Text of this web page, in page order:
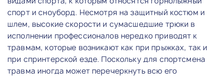
спорт и сноуборд. Несмотря на защитный костюм и
шлем, высокие скорости и сумасшедшие трюки в
исполнении профессионалов нередко приводят к
травмам, которые возникают как при прыжках, так и
при спринтерской езде. Поскольку для спортсмена
травма иногда может перечеркнуть всю его